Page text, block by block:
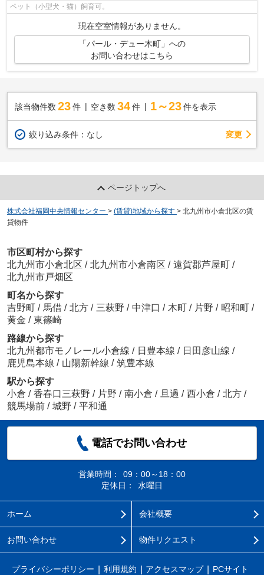
ペット（小型犬・猫）飼育可。
現在空室情報がありません。
「パール・デュー木町」への
お問い合わせはこちら
該当物件数 23件 空き数 34 件 1～23 件を表示
絞り込み条件： なし 変更
ページトップへ
株式会社福岡中央情報センター > (賃貸)地域から探す > 北九州市小倉北区の賃
貸物件
市区町村から探す
北九州市小倉北区 / 北九州市小倉南区 / 遠賀郡芦屋町 /
北九州市戸畑区
町名から探す
吉野町 / 馬借 / 北方 / 三萩野 / 中津口 / 木町 / 片野 / 昭和町 /
黄金 / 東篠崎
路線から探す
北九州都市モノレール小倉線 / 日豊本線 / 日田彦山線 /
鹿児島本線 / 山陽新幹線 / 筑豊本線
駅から探す
小倉 / 香春口三萩野 / 片野 / 南小倉 / 旦過 / 西小倉 / 北方 /
競馬場前 / 城野 / 平和通
電話でお問い合わせ
営業時間：
09：00～18：00
定休日：
水曜日
ホーム 会社概要
お問い合わせ 物件リクエスト
プライバシーポリシー 利用規約 アクセスマップ PCサイト